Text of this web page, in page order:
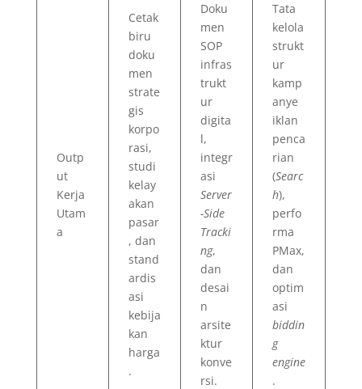
Outp
ut
Kerja
Utam
a
Cetak
biru
doku
men
strate
gis
korpo
rasi,
studi
kelay
akan
pasar
, dan
stand
ardis
asi
kebija
kan
harga
.
Doku
men
SOP
infras
trukt
ur
digita
l,
integr
asi
Server
-Side
Tracki
ng,
dan
desai
n
arsite
ktur
konve
rsi.
Tata
kelola
strukt
ur
kamp
anye
iklan
penca
rian
(Searc
h),
perfo
rma
PMax,
dan
optim
asi
biddin
g
engine
.